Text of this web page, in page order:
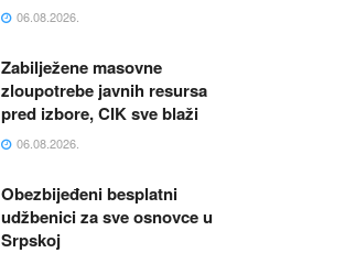
06.08.2026.
Zabilježene masovne
zloupotrebe javnih resursa
pred izbore, CIK sve blaži
06.08.2026.
Obezbijeđeni besplatni
udžbenici za sve osnovce u
Srpskoj